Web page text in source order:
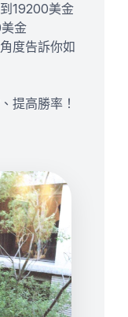
19200美金
金
度告訴你如
提高勝率！